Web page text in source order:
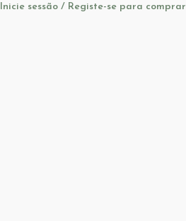
Inicie sessão / Registe-se para comprar